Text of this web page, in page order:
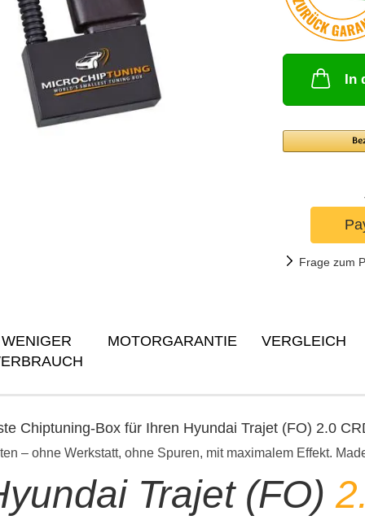
In
Frage zum
WENIGER
MOTORGARANTIE VERGLEICH
Chiptuning-Box für Ihren Hyundai Trajet (FO) 2.0
– ohne Werkstatt, ohne Spuren, mit maximalem Effekt.
Trajet (FO)